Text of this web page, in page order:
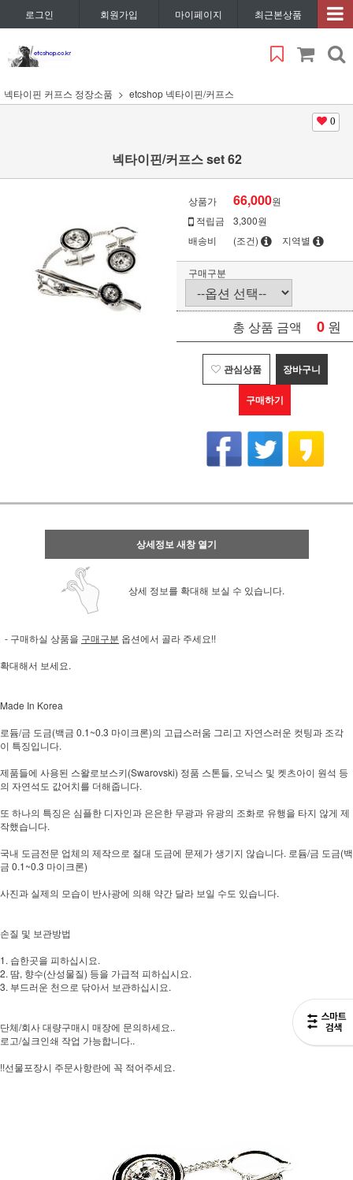
로그인 회원가입 마이페이지 최근본상품
넥타이핀 커프스 정장소품 etcshop 넥타이핀/커프스
0
넥타이핀/커프스 set 62
상품가 66,000원
적립금
3,300원
배송비
(조건) 지역별
구매구분
총 상품 금액 0 원
관심상품 장바구니
구매하기
상세정보 새창 열기
상세 정보를 확대해 보실 수 있습니다.
- 구매하실 상품을 구매구분 옵션에서 골라 주세요!!
확대해서 보세요.
Made In Korea
로듐/금 도금(백금 0.1~0.3 마이크론)의 고급스러움 그리고 자연스러운 컷팅과 조각
이 특징입니다.
제품들에 사용된 스왈로보스키(Swarovski) 정품 스톤들, 오닉스 및 켓츠아이 원석 등
의 자연석도 값어치를 더해줍니다.
또 하나의 특징은 심플한 디자인과 은은한 무광과 유광의 조화로 유행을 타지 않게 제
작했습니다.
국내 도금전문 업체의 제작으로 절대 도금에 문제가 생기지 않습니다. 로듐/금 도금(백
금 0.1~0.3 마이크론)
사진과 실제의 모습이 반사광에 의해 약간 달라 보일 수도 있습니다.
손질 및 보관방법
1. 습한곳을 피하십시요.
2. 땀, 향수(산성물질) 등을 가급적 피하십시요.
3. 부드러운 천으로 닦아서 보관하십시요.
단체/회사 대량구매시 매장에 문의하세요..
로고/실크인쇄 작업 가능합니다..
!!선물포장시 주문사항란에 꼭 적어주세요.